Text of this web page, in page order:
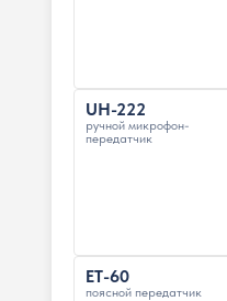
UH-222
ручной микрофон-
передатчик
ET-60
поясной передатчик